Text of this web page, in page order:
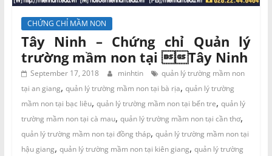
CHỨNG CHỈ MẦM NON
Tây Ninh – Chứng chỉ Quản lý
trường mầm non tại Tây Ninh
September 17, 2018 minhtin
quản lý trường mầm non
tại an giang, quản lý trường mầm non tại bà rịa, quản lý trường
mầm non tại bạc liêu, quản lý trường mầm non tại bến tre, quản lý
trường mầm non tại cà mau, quản lý trường mầm non tại cần thơ,
quản lý trường mầm non tại đồng tháp, quản lý trường mầm non tại
hậu giang, quản lý trường mầm non tại kiên giang, quản lý trường